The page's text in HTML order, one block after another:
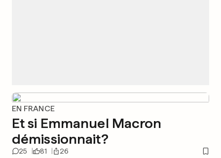
EN FRANCE
Et si Emmanuel Macron
démissionnait?
25 81 26